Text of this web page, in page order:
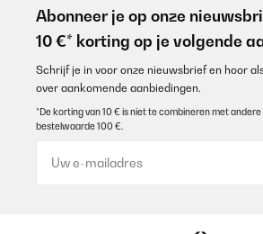
Abonneer je op onze
10 €* korting op je volgende
Schrijf je in voor onze nieuwsbrief en hoor
over aankomende aanbiedingen.
*De korting van 10 € is niet te combineren met
bestelwaarde 100 €.